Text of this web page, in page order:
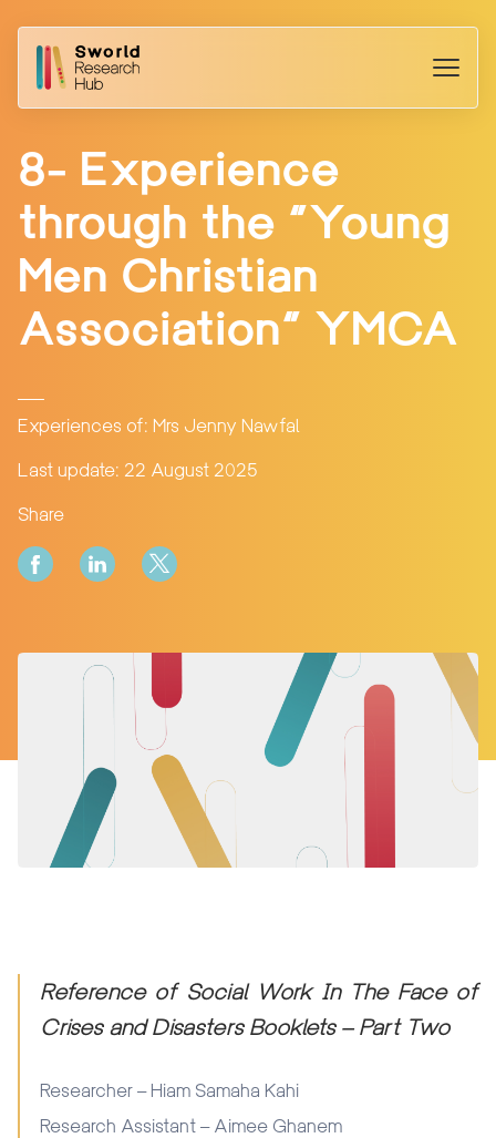
8- Experience
through the “Young
Men Christian
Association” YMCA
Experiences of: Mrs Jenny Nawfal
Last update: 22 August 2025
Share
Reference of Social Work In The Face of
Crises and Disasters Booklets – Part Two
Researcher – Hiam Samaha Kahi
Research Assistant – Aimee Ghanem